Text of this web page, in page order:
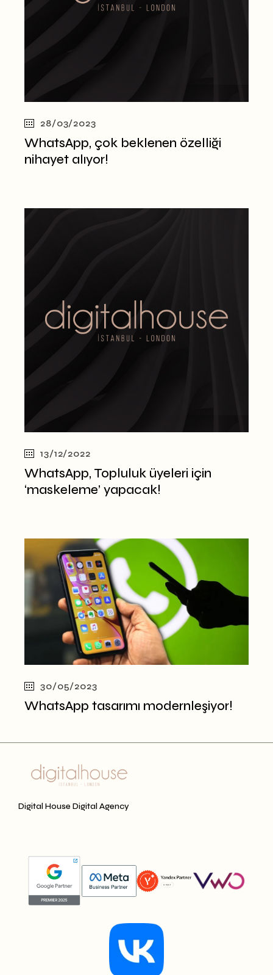
28/03/2023
WhatsApp, çok beklenen özelliği
nihayet alıyor!
13/12/2022
WhatsApp, Topluluk üyeleri için
‘maskeleme’ yapacak!
30/05/2023
WhatsApp tasarımı modernleşiyor!
Digital House Digital Agency